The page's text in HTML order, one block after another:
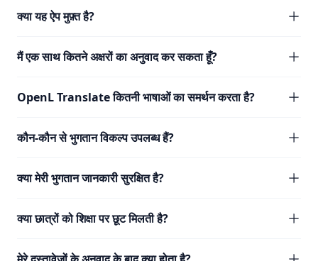
क्या यह ऐप मुफ़्त है?
मैं एक साथ कितने अक्षरों का अनुवाद कर सकता हूँ?
OpenL Translate कितनी भाषाओं का समर्थन करता है?
कौन-कौन से भुगतान विकल्प उपलब्ध हैं?
क्या मेरी भुगतान जानकारी सुरक्षित है?
क्या छात्रों को शिक्षा पर छूट मिलती है?